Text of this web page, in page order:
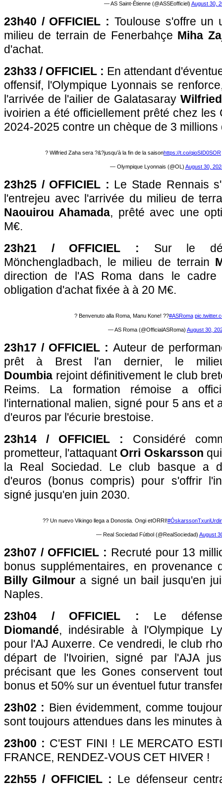
— AS Saint-Étienne (@ASSEofficiel) August 30,
23h40 / OFFICIEL : Toulouse s'offre un
milieu de terrain de Fenerbahçe Miha
d'achat.
23h33 / OFFICIEL : En attendant
offensif, l'Olympique Lyonnais se
l'arrivée de l'ailier de Galatasaray
ivoirien a été officiellement prêté chez les
2024-2025 contre un chèque de 3 millions
? Wilfried Zaha sera ?&?jusqu’à la fin de la saisonhttps://t.co/qioSID0SOR
— Olympique Lyonnais (@OL) August 30,
23h25 / OFFICIEL : Le Stade Rennais
l'entrejeu avec l'arrivée du milieu de
Naouirou Ahamada, prêté avec une
M€.
23h21 / OFFICIEL : Sur le
Mönchengladbach, le milieu de terrain
direction de l'AS Roma dans le
obligation d'achat fixée à à 20 M€.
? Benvenuto alla Roma, Manu Kone! ??#ASRoma
— AS Roma (@OfficialASRoma) August 30,
23h17 / OFFICIEL : Auteur de
prêt à Brest l'an dernier, le
Doumbia rejoint définitivement le club
Reims. La formation rémoise a
l'international malien, signé pour 5 ans et
d'euros par l'écurie brestoise.
23h14 / OFFICIEL : Considéré
prometteur, l'attaquant Orri Oskarsson
la Real Sociedad. Le club basque a
d'euros (bonus compris) pour s'offrir
signé jusqu'en juin 2030.
?? Un nuevo Vikingo llega a Donostia. Ongi etORRI!
— Real Sociedad Fútbol (@RealSociedad) August
23h07 / OFFICIEL : Recruté pour 13
bonus supplémentaires, en provenance
Billy Gilmour a signé un bail jusqu'en
Naples.
23h04 / OFFICIEL : Le
Diomandé, indésirable à l'Olympique
pour l'AJ Auxerre. Ce vendredi, le club
départ de l'Ivoirien, signé par l'AJA
précisant que les Gones conservent
bonus et 50% sur un éventuel futur
23h02 : Bien évidemment, comme
sont toujours attendues dans les minutes
23h00 : C'EST FINI ! LE MERCATO
FRANCE, RENDEZ-VOUS CET HIVER !
22h55 / OFFICIEL : Le défenseur